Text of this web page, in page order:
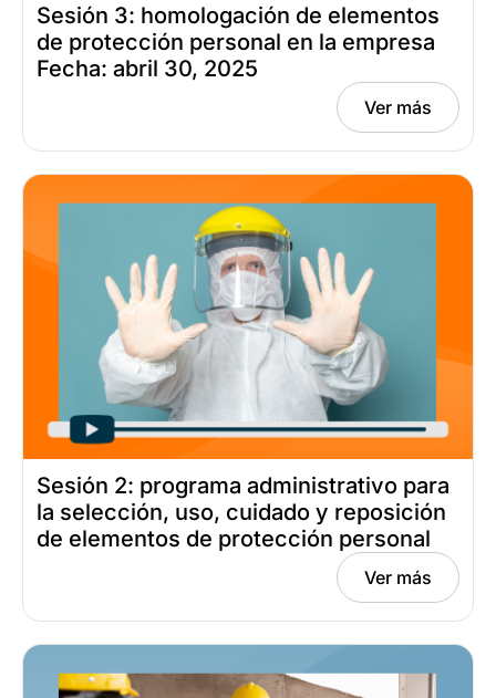
Sesión 3: homologación de elementos
de protección personal en la empresa
Fecha: abril 30, 2025
Ver más
Sesión 2: programa administrativo para
la selección, uso, cuidado y reposición
de elementos de protección personal
Ver más